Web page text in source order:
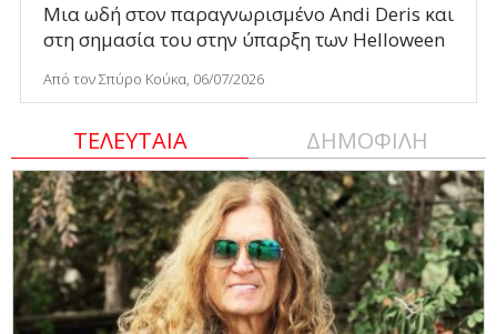
Μια ωδή στον παραγνωρισμένο Andi Deris και
στη σημασία του στην ύπαρξη των Helloween
Από τον Σπύρο Κούκα, 06/07/2026
ΤΕΛΕΥΤΑΙΑ ΔΗΜΟΦΙΛΗ